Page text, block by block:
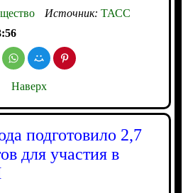
Источник: ТАСС
Наверх
подготовило 2,7
для участия в